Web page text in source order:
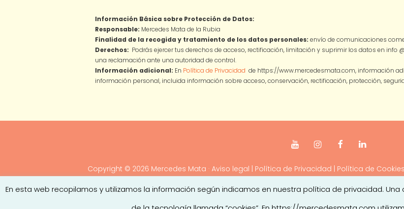
Información Básica sobre Protección de Datos:
Responsable: Mercedes Mata de la Rubia
Finalidad de la recogida y tratamiento de los datos personales: envío de comunicaciones
Derechos: Podrás ejercer tus derechos de acceso, rectificación, limitación y suprimir los datos en info
una reclamación ante una autoridad de control.
Información adicional: En Política de Privacidad de https://www.mercedesmata.com, información
información personal, incluida información sobre acceso, conservación, rectificación, protección,
Copyright © 2026 Mercedes Mata · Aviso legal Política de Privacidad Política de Cookies
En esta web recopilamos y utilizamos la información según indicamos en nuestra política de privacidad.